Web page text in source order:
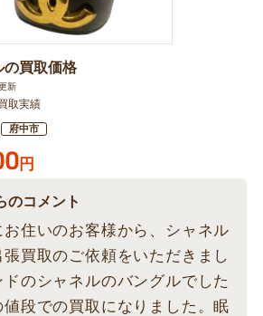
買取価格
新
取実績
府中市
円
のコメント
住いのお客様から、シャネル
買取のご依頼をいただきまし
のシャネルのバングルでした
段での買取になりました。眠